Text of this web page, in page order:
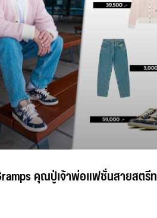
คุณปู่เจ้าพ่อแฟชั่นสายสตรีท